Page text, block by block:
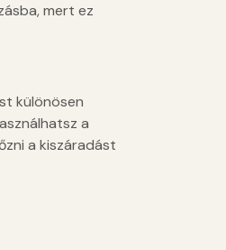
mert ez
különösen
a
a kiszáradást